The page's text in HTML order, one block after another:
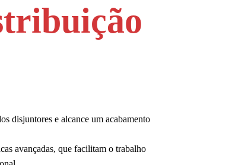
disjuntores e alcance um acabamento
avançadas, que facilitam o trabalho